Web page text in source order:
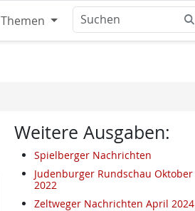
Themen
Weitere Ausgaben:
Spielberger Nachrichten
Judenburger Rundschau Oktober
2022
Zeltweger Nachrichten April 2024